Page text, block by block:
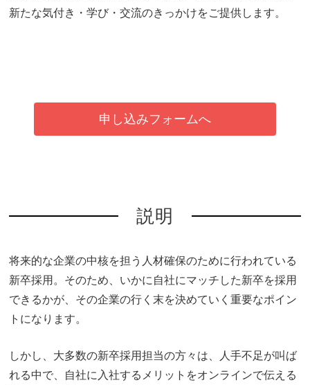
新たな気付き・学び・交流のきっかけをご提供します。
申し込みフォームへ
説明
将来的な企業の中核を担う人材確保のために行われている
新卒採用。そのため、いかに自社にマッチした新卒を採用
できるかが、その企業の行く末を決めていく重要なポイン
トになります。
しかし、大多数の新卒採用担当の方々は、人手不足が叫ば
れる中で、自社に入社するメリットをオンラインで伝える